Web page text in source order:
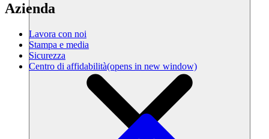
Azienda
Lavora con noi
Stampa e media
Sicurezza
Centro di affidabilità(opens in new window)